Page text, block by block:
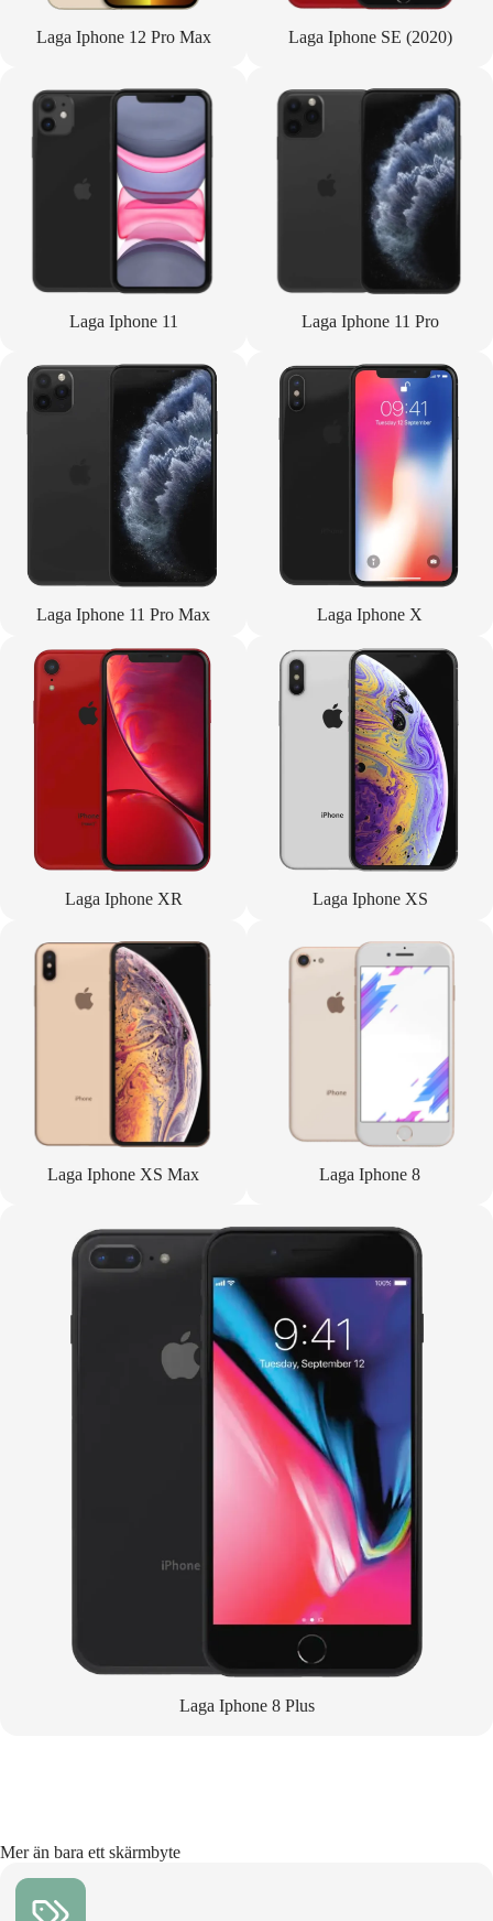
Laga Iphone 12 Pro Max Laga Iphone SE (2020)
Laga Iphone 11 Laga Iphone 11 Pro
Laga Iphone 11 Pro Max Laga Iphone X
Laga Iphone XR Laga Iphone XS
Laga Iphone XS Max Laga Iphone 8
Laga Iphone 8 Plus
Mer än bara ett skärmbyte